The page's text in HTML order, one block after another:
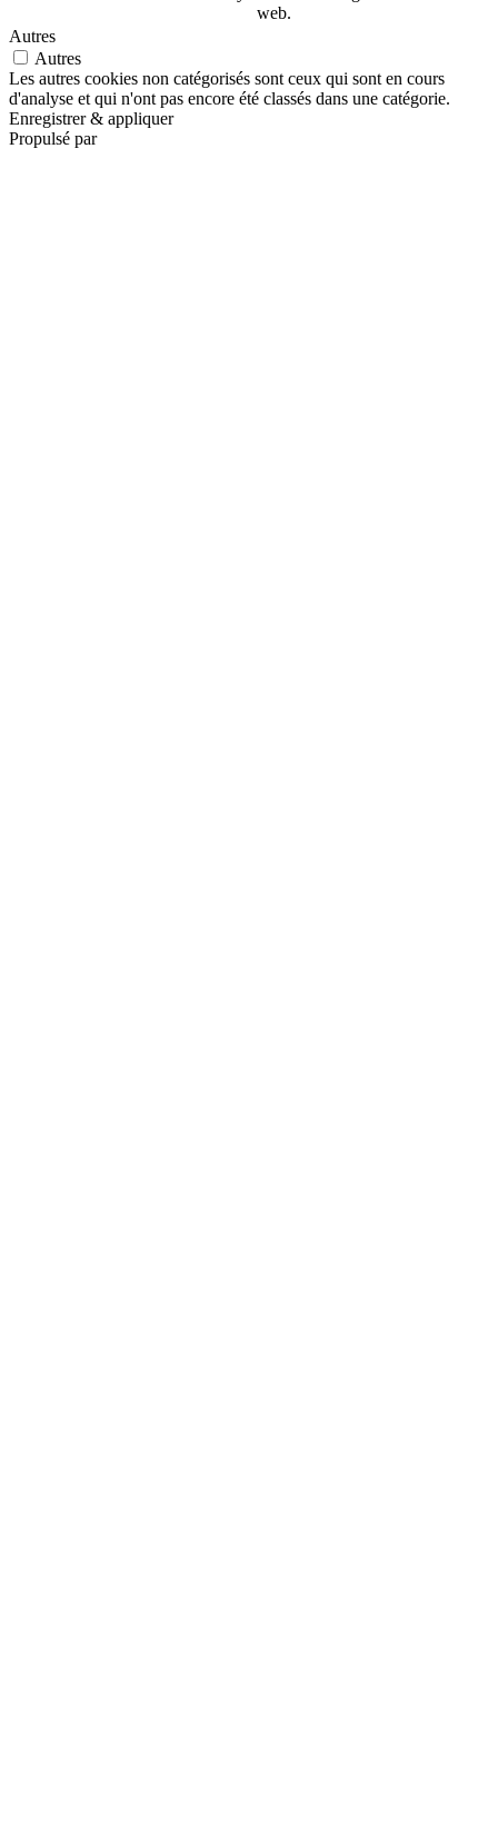
web.
Autres
Autres
Les autres cookies non catégorisés sont ceux qui sont en cours
d'analyse et qui n'ont pas encore été classés dans une catégorie.
Enregistrer & appliquer
Propulsé par